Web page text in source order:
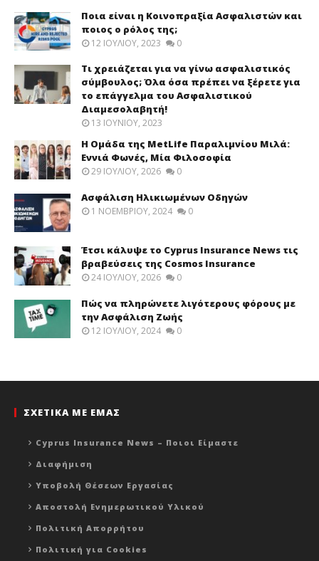
Ποια είναι η Κοινοπραξία Ασφαλιστών και
ποιος ο ρόλος της;
12 ΙΟΥΛΊΟΥ, 2023 0
Τι χρειάζεται για να γίνω ασφαλιστικός
σύμβουλος; Όλα όσα πρέπει να ξέρετε για
το επάγγελμα του Ασφαλιστικού
Διαμεσολαβητή!
13 ΙΟΥΝΊΟΥ, 2023
Η Ομάδα της MetLife Παραλιμνίου Μιλά:
Εννιά Φωνές, Μία Φιλοσοφία
29 ΙΟΥΛΊΟΥ, 2026 0
Ασφάλιση Ηλικιωμένων Οδηγών
1 ΝΟΕΜΒΡΊΟΥ, 2024 0
Έτσι κάλυψε το Cyprus Insurance News τις
βραβεύσεις της Cosmos Insurance
24 ΙΟΥΛΊΟΥ, 2026 0
Πώς να πληρώνετε λιγότερους φόρους με
την Ασφάλιση Ζωής
12 ΙΟΥΛΊΟΥ, 2024 0
ΣΧΕΤΙΚΑ ΜΕ ΕΜΑΣ
Cyprus Insurance News – Ποιοι Είμαστε
Διαφήμιση
Υποβολή Θέσεων Εργασίας
Αποστολή Ενημερωτικού Υλικού
Πολιτική Απορρήτου
Πολιτική για Cookies